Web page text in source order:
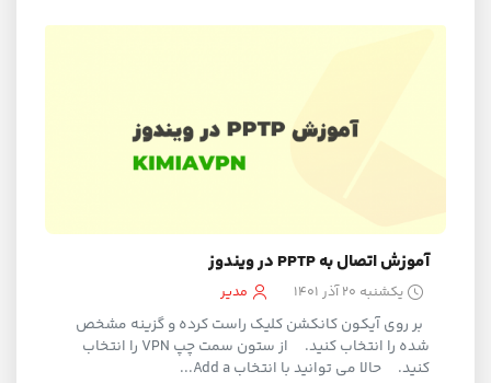
آموزش اتصال به PPTP در ویندوز
یکشنبه ۲۰ آذر ۱۴۰۱ مدیر
بر روی آیکون کانکشن کلیک راست کرده و گزینه مشخص
شده را انتخاب کنید. از ستون سمت چپ VPN را انتخاب
کنید. حالا می توانید با انتخاب Add a...